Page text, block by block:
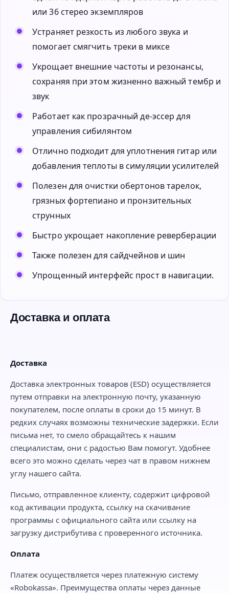
или 36 стерео экземпляров
Устраняет резкость из любого звука и
помогает смягчить треки в миксе
Укрощает внешние частоты и резонансы,
сохраняя при этом жизненно важный тембр и
звук
Работает как прозрачный де-эссер для
управления сибилянтом
Отлично подходит для уплотнения гитар или
добавления теплоты в симуляции усилителей
Полезен для очистки обертонов тарелок,
грязных фортепиано и пронзительных
струнных
Быстро укрощает накопление реверберации
Также полезен для сайдчейнов и шин
Упрощенный интерфейс прост в навигации.
Доставка и оплата
Доставка
Доставка электронных товаров (ESD) осуществляется
путем отправки на электронную почту, указанную
покупателем, после оплаты в сроки до 15 минут. В
редких случаях возможны технические задержки. Если
письма нет, то смело обращайтесь к нашим
специалистам, они с радостью Вам помогут. Удобнее
всего это можно сделать через чат в правом нижнем
углу нашего сайта.
Письмо, отправленное клиенту, содержит цифровой
код активации продукта, ссылку на скачивание
программы с официального сайта или ссылку на
загрузку дистрибутива с проверенного источника.
Оплата
Платеж осуществляется через платежную систему
«Robokassa». Преимущества оплаты через данные